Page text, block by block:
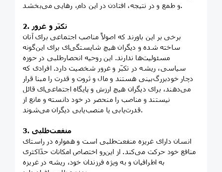
و طمع و در نتیجه، افتادن در این دام، رهایی می‌بخشد.
2. تکبّر و غرور
برخی بر این باورند که اصولاً مناصب اجتماعی برای آنان
ساخته شده و دیگران هیچ شایستگی‌ای برای این‌گونه
مسئولیت‌ها ندارند. این روحیه انحصارطلبی در حوزه
سیاسی، ریشه در تکبّر و غرور شخصیت دارد. افرادی که
دچار خودبزرگ‌بینی هستند و مال و ثروت و قدرت را مبنا قرار
می‌دهند، برای دیگران هیچ ارزش و پایگاه اجتماعی‌ای قائل
نیستند و مناصب را منحصر در خود دانسته و مانع از
قدرت‌یابی یا منصب‌یابی دیگران می‌شوند.
3. منفعت‌طلبی
انسان دارای غریزه منفعت‌طلبی است و همواره در راستای
منافع خود حرکت می‌کند. از این‌رو اختصاص امکانات حدّاکثری
به اطرافیان و به ویژه فرزندان خود، ریشه در غریزه